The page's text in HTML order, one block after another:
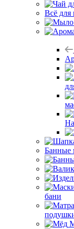
Всё для
Банные
бани